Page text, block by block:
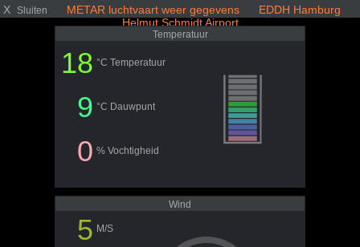
X Sluiten
METAR luchtvaart weer gegevens EDDH Hamburg
Helmut Schmidt Airport
Temperatuur
18 °C Temperatuur
9 °C Dauwpunt
0 % Vochtigheid
Wind
5 M/S